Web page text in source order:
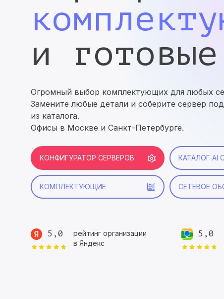
и
Огромный выбор комплектующих для любых
Замените любые детали и соберите сервер
из каталога.
Офисы в Москве и Санкт-Петербурге.
КОНФИГУРАТОР СЕРВЕРОВ КАТАЛОГ AI
КОМПЛЕКТУЮЩИЕ СЕТЕВОЕ
5,0
рейтинг организации
в Яндекс
5,0